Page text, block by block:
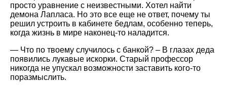
просто уравнение с неизвестными. Хотел найти
демона Лапласа. Но это все еще не ответ, почему ты
решил устроить в кабинете бедлам, особенно теперь,
когда жизнь в мире наконец-то наладится.
— Что по твоему случилось с банкой? – В глазах деда
появились лукавые искорки. Старый профессор
никогда не упускал возможности заставить кого-то
поразмыслить.